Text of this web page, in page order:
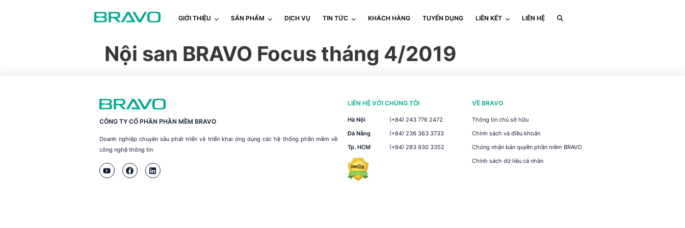
GIỚI THIỆU SẢN PHẨM DỊCH VỤ TIN TỨC KHÁCH HÀNG TUYỂN DỤNG LIÊN KẾT LIÊN HỆ
Nội san BRAVO Focus tháng 4/2019
CÔNG TY CỔ PHẦN PHẦN MỀM BRAVO
Doanh nghiệp chuyên sâu phát triển và triển khai ứng dụng các hệ thống phần mềm về
công nghệ thông tin
LIÊN HỆ VỚI CHÚNG TÔI
Hà Nội
(+84) 243 776 2472
Đà Nẵng
(+84) 236 363 3733
Tp. HCM
(+84) 283 930 3352
VỀ BRAVO
Thông tin chủ sở hữu
Chính sách và điều khoản
Chứng nhận bản quyền phần mềm BRAVO
Chính sách dữ liệu cá nhân